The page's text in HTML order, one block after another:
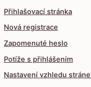
Přihlašovací stránka
Nová registrace
Zapomenuté heslo
Potíže s přihlášením
Nastavení vzhledu